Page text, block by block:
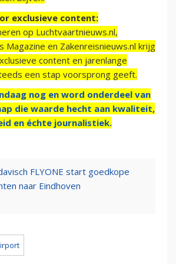
exclusieve content:
op Luchtvaartnieuws.nl,
Magazine en Zakenreisnieuws.nl krijg
content en jarenlange
een stap voorsprong geeft.
nog en word onderdeel van
die waarde hecht aan kwaliteit,
en échte journalistiek.
FLYONE start goedkope
naar Eindhoven